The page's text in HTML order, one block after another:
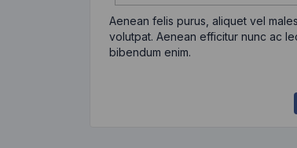
Aenean felis purus, aliquet vel
volutpat. Aenean efficitur nunc ac
bibendum enim.